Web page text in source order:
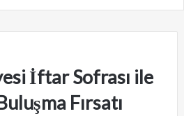
İftar Sofrası ile
Fırsatı